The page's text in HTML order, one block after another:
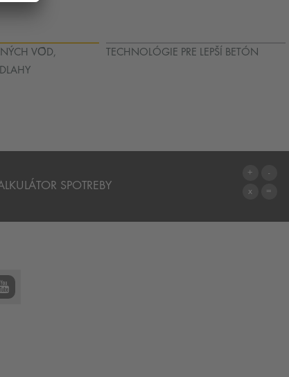
VȎD,
TECHNOLÓGIE PRE LEPŠÍ BETÓN
SPOTREBY